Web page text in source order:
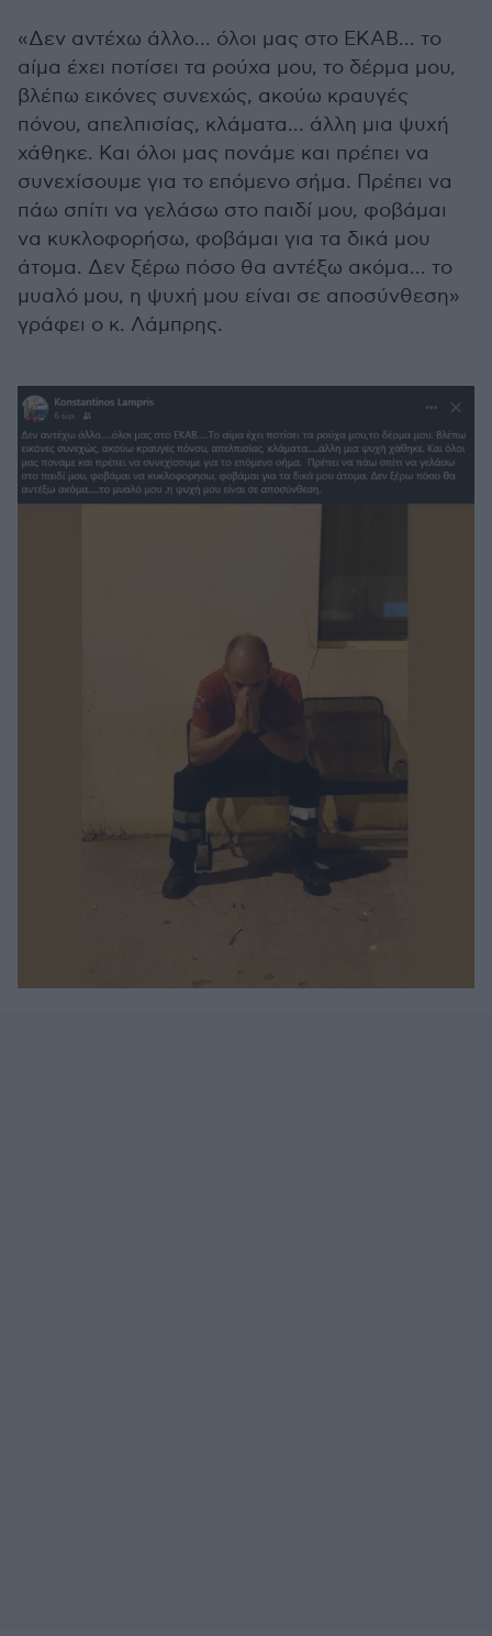
«Δεν αντέχω άλλο... όλοι μας στο ΕΚΑΒ... το
αίμα έχει ποτίσει τα ρούχα μου, το δέρμα μου,
βλέπω εικόνες συνεχώς, ακούω κραυγές
πόνου, απελπισίας, κλάματα... άλλη μια ψυχή
χάθηκε. Και όλοι μας πονάμε και πρέπει να
συνεχίσουμε για το επόμενο σήμα. Πρέπει να
πάω σπίτι να γελάσω στο παιδί μου, φοβάμαι
να κυκλοφορήσω, φοβάμαι για τα δικά μου
άτομα. Δεν ξέρω πόσο θα αντέξω ακόμα... το
μυαλό μου, η ψυχή μου είναι σε αποσύνθεση»
γράφει ο κ. Λάμπρης.